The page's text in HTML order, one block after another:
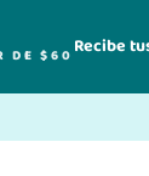
DE $60 Recibe